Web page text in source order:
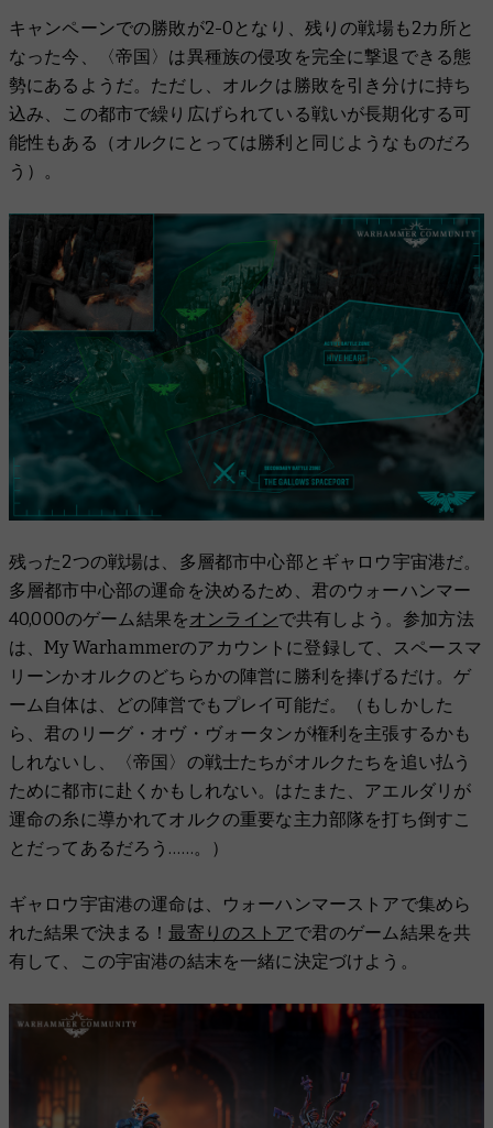
キャンペーンでの勝敗が2-0となり、残りの戦場も2カ所と
なった今、〈帝国〉は異種族の侵攻を完全に撃退できる態
勢にあるようだ。ただし、オルクは勝敗を引き分けに持ち
込み、この都市で繰り広げられている戦いが長期化する可
能性もある（オルクにとっては勝利と同じようなものだろ
う）。
残った2つの戦場は、多層都市中心部とギャロウ宇宙港だ。
多層都市中心部の運命を決めるため、君のウォーハンマー
40,000のゲーム結果をオンラインで共有しよう。参加方法
は、My Warhammerのアカウントに登録して、スペースマ
リーンかオルクのどちらかの陣営に勝利を捧げるだけ。ゲ
ーム自体は、どの陣営でもプレイ可能だ。（もしかした
ら、君のリーグ・オヴ・ヴォータンが権利を主張するかも
しれないし、〈帝国〉の戦士たちがオルクたちを追い払う
ために都市に赴くかもしれない。はたまた、アエルダリが
運命の糸に導かれてオルクの重要な主力部隊を打ち倒すこ
とだってあるだろう……。）
ギャロウ宇宙港の運命は、ウォーハンマーストアで集めら
れた結果で決まる！最寄りのストアで君のゲーム結果を共
有して、この宇宙港の結末を一緒に決定づけよう。